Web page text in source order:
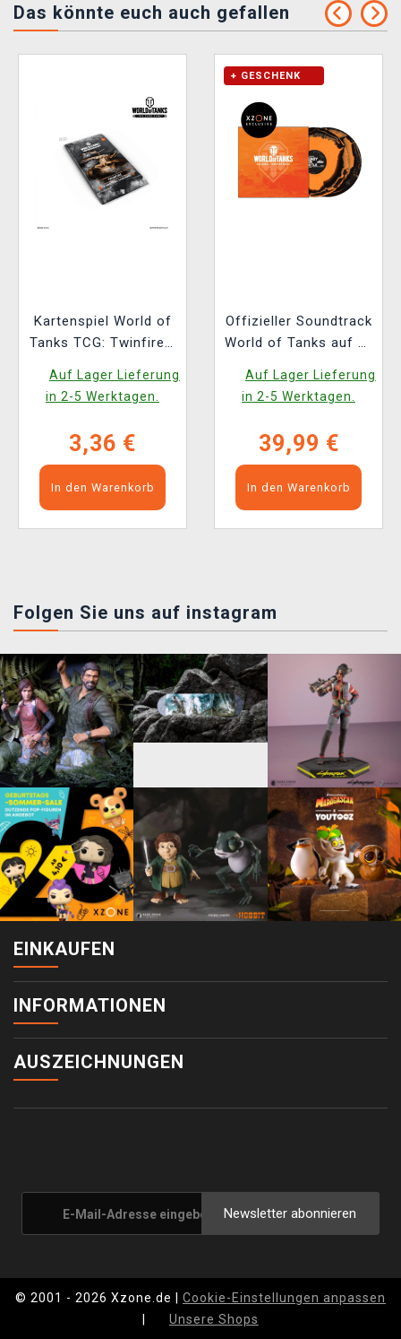
Das könnte euch auch gefallen
Kartenspiel World of
Tanks TCG: Twinfire -
Auf Lager Lieferung
in 2-5 Werktagen.
3,36 €
In den Warenkorb
+ GESCHENK
Offizieller Soundtrack
World of Tanks auf 2x
Auf Lager Lieferung
in 2-5 Werktagen.
39,99 €
In den Warenkorb
Folgen Sie uns auf instagram
EINKAUFEN
INFORMATIONEN
AUSZEICHNUNGEN
Newsletter abonnieren
© 2001 - 2026 Xzone.de | Cookie-Einstellungen anpassen
Unsere Shops